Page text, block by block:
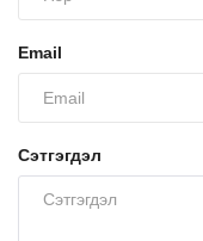
Email
Сэтгэгдэл